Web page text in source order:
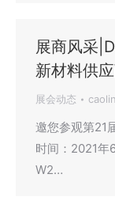
展商风采
新材料供
展会动态
邀您参观第21
时间：2021年
W2…